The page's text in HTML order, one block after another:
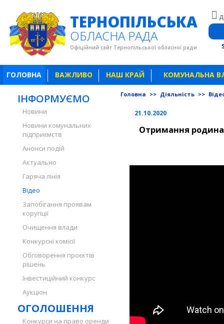
ТЕРНОПІЛЬСЬКА
ОБЛАСНА РАДА
Офіційний сайт Тернопільської обласної ради
ГОЛОВНА ВАЖЛИВО НАШ КРАЙ КОМУНАЛЬНА
ІНФОРМУЄМО
Новини
Новини комунальних
підприємств
Анонси подій
Актуально
Гаряча лінія
Відео
Запобігання проявам
корупції
Очищення влади
Конкурсні комісії
Обговорення проєктів
рішень
Інвестиційний конкурс
Аукціон
ОГОЛОШЕННЯ
Конкурси на право оренди
Головна >> Діяльність >>
21.10.2020
Отримання